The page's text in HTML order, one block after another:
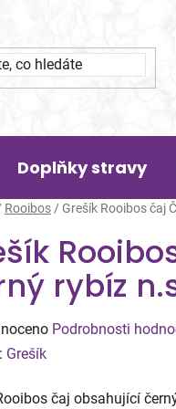
Doplňky stravy
Rooibos / Grešík Rooibos čaj
rybíz
Podrobnosti
Grešík
čaj obsahující